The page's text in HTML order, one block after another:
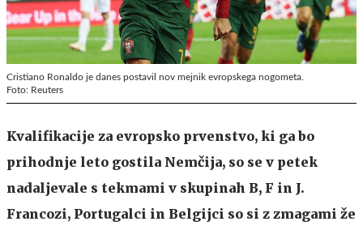
Cristiano Ronaldo je danes postavil nov mejnik evropskega nogometa.
Foto: Reuters
Kvalifikacije za evropsko prvenstvo, ki ga bo
prihodnje leto gostila Nemčija, so se v petek
nadaljevale s tekmami v skupinah B, F in J.
Francozi, Portugalci in Belgijci so si z zmagami že